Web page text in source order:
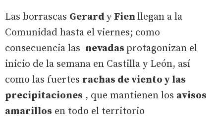
Las borrascas Gerard y Fien llegan a la
Comunidad hasta el viernes; como
consecuencia las nevadas protagonizan el
inicio de la semana en Castilla y León, así
como las fuertes rachas de viento y las
precipitaciones , que mantienen los avisos
amarillos en todo el territorio